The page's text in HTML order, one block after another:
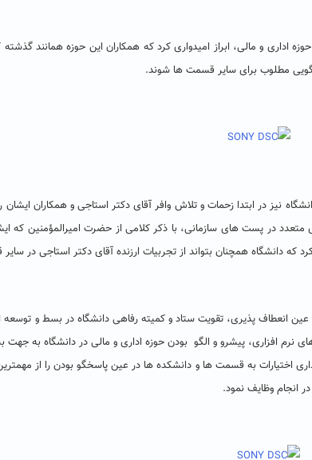
اداری و مالی، ابراز امیدواری کرد که همکاران این حوزه همانند
مطلوب برای سایر قسمت ها شوند.
نیز در ابتدا زحمات و تلاش وافر آقای دکتر استاجی و همکاران
در پست های سازمانی، با ذکر کلامی از حضرت امیرالمؤمنین که
که دانشگاه همچنان بتواند از تجربیات ارزنده آقای دکتر استاجی در
نرم افزاری، پیشرو و الگو بودن حوزه اداری و مالی در دانشگاه به جهت
اختیارات به قسمت ها و دانشکده ها در عین پاسخگو بودن را از
انجام وظایف نمود.